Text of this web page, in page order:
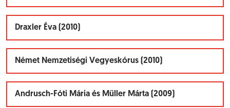
Draxler Éva (2010)
Német Nemzetiségi Vegyeskórus (2010)
Andrusch-Fóti Mária és Müller Márta (2009)